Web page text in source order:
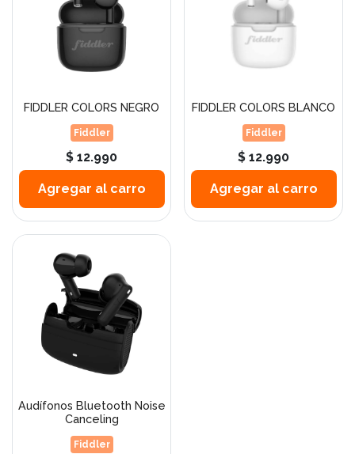
FIDDLER COLORS NEGRO
Fiddler
$ 12.990
Agregar al carro
FIDDLER COLORS BLANCO
Fiddler
$ 12.990
Agregar al carro
Audífonos Bluetooth Noise
Canceling
Fiddler